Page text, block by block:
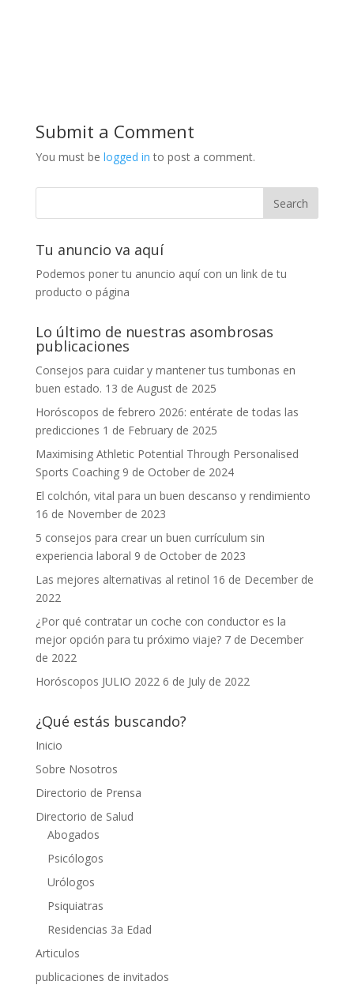
Submit a Comment
You must be logged in to post a comment.
Tu anuncio va aquí
Podemos poner tu anuncio aquí con un link de tu
producto o página
Lo último de nuestras asombrosas
publicaciones
Consejos para cuidar y mantener tus tumbonas en
buen estado. 13 de August de 2025
Horóscopos de febrero 2026: entérate de todas las
predicciones 1 de February de 2025
Maximising Athletic Potential Through Personalised
Sports Coaching 9 de October de 2024
El colchón, vital para un buen descanso y rendimiento
16 de November de 2023
5 consejos para crear un buen currículum sin
experiencia laboral 9 de October de 2023
Las mejores alternativas al retinol 16 de December de
2022
¿Por qué contratar un coche con conductor es la
mejor opción para tu próximo viaje? 7 de December
de 2022
Horóscopos JULIO 2022 6 de July de 2022
¿Qué estás buscando?
Inicio
Sobre Nosotros
Directorio de Prensa
Directorio de Salud
Abogados
Psicólogos
Urólogos
Psiquiatras
Residencias 3a Edad
Articulos
publicaciones de invitados